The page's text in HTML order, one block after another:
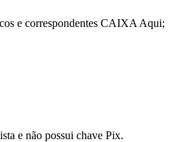
e correspondentes CAIXA Aqui;
e não possui chave Pix.